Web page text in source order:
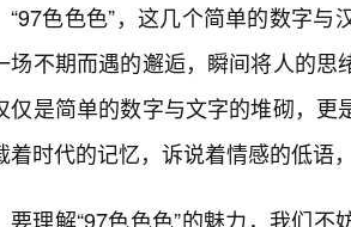
“97色色色”，这几个简单的数字
场不期而遇的邂逅，瞬间将人的
仅是简单的数字与文字的堆砌，
着时代的记忆，诉说着情感的低语
要理解“97色色色”的魅力，我们不